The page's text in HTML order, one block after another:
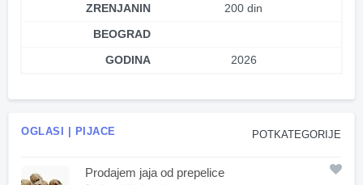
ZRENJANIN
200 din
BEOGRAD
GODINA
2026
POTKATEGORIJE
OGLASI | PIJACE
Prodajem jaja od prepelice